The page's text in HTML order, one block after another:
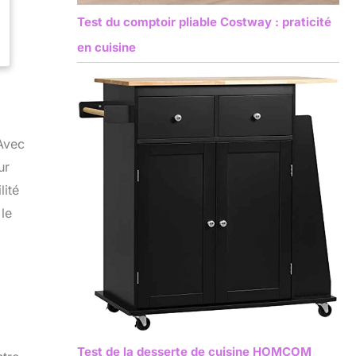
Test du comptoir pliable Costway : praticité
en cuisine
Test de la desserte de cuisine HOMCOM